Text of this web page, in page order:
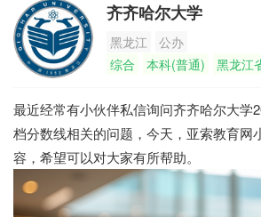
齐齐哈尔大学
黑龙江
公办
综合
本科(普通) 黑龙江
最近经常有小伙伴私信询问齐齐哈尔大学
档分数线相关的问题，今天，亚索教育网
容，希望可以对大家有所帮助。